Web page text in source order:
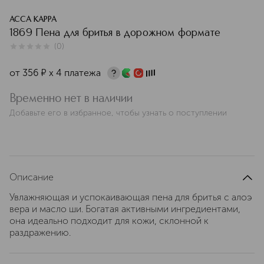
ACCA KAPPA
1869 Пена для бритья в дорожном формате
(0)
от 356 ¤ х 4 платежа
Временно нет в наличии
Добавьте его в избранное, чтобы узнать о поступлении
Описание
Увлажняющая и успокаивающая пена для бритья с алоэ
вера и масло ши. Богатая активными ингредиентами,
она идеально подходит для кожи, склонной к
раздражению.